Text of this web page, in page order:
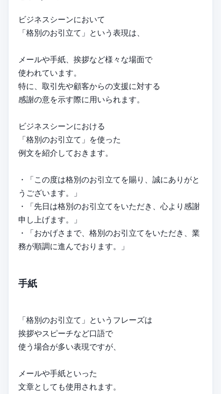
ビジネスシーンにおいて
「格別のお引立て」という表現は、
メールや手紙、挨拶など様々な場面で
使われています。
特に、取引先や顧客からの支援に対する
感謝の意を示す際に用いられます。
ビジネスシーンにおける
「格別のお引立て」を使った
例文を紹介しておきます。
・「この度は格別のお引立てを賜り、誠にありがと
うございます。」
・「先日は格別のお引立てをいただき、心より感謝
申し上げます。」
・「おかげさまで、格別のお引立てをいただき、業
務が順調に進んでおります。」
手紙
「格別のお引立て」というフレーズは
挨拶やスピーチなど口語で
使う場合が多い表現ですが、
メールや手紙といった
文章としても使用されます。